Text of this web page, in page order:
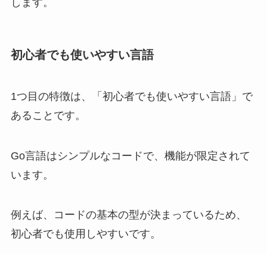
します。
初心者でも使いやすい言語
1つ目の特徴は、「初心者でも使いやすい言語」で
あることです。
Go言語はシンプルなコードで、機能が限定されて
います。
例えば、コードの基本の型が決まっているため、
初心者でも使用しやすいです。